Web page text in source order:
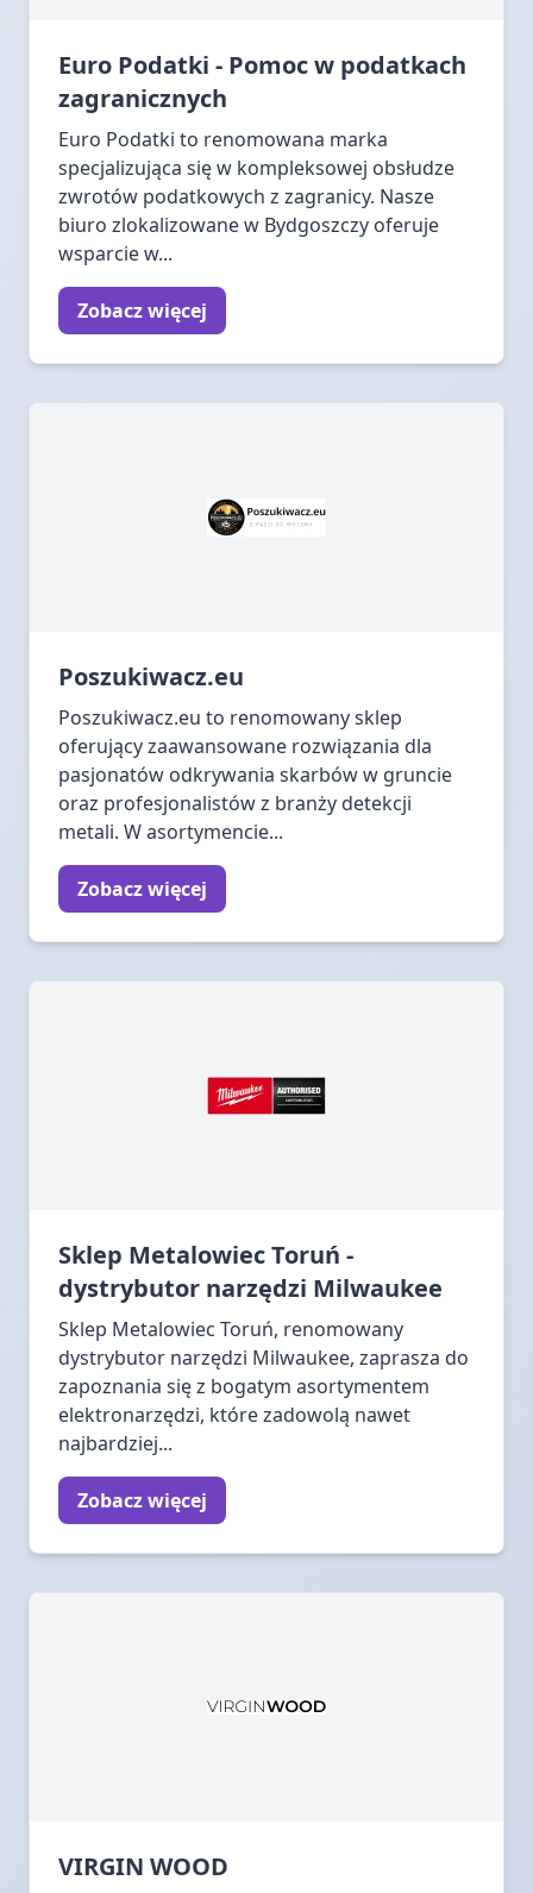
Euro Podatki - Pomoc w podatkach
zagranicznych
Euro Podatki to renomowana marka
specjalizująca się w kompleksowej obsłudze
zwrotów podatkowych z zagranicy. Nasze
biuro zlokalizowane w Bydgoszczy oferuje
wsparcie w...
Zobacz więcej
Poszukiwacz.eu
Poszukiwacz.eu to renomowany sklep
oferujący zaawansowane rozwiązania dla
pasjonatów odkrywania skarbów w gruncie
oraz profesjonalistów z branży detekcji
metali. W asortymencie...
Zobacz więcej
Sklep Metalowiec Toruń -
dystrybutor narzędzi Milwaukee
Sklep Metalowiec Toruń, renomowany
dystrybutor narzędzi Milwaukee, zaprasza do
zapoznania się z bogatym asortymentem
elektronarzędzi, które zadowolą nawet
najbardziej...
Zobacz więcej
VIRGIN WOOD